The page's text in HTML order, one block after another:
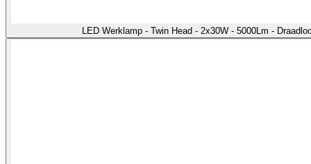
LED Werklamp - Twin Head - 2x30W - 5000Lm -